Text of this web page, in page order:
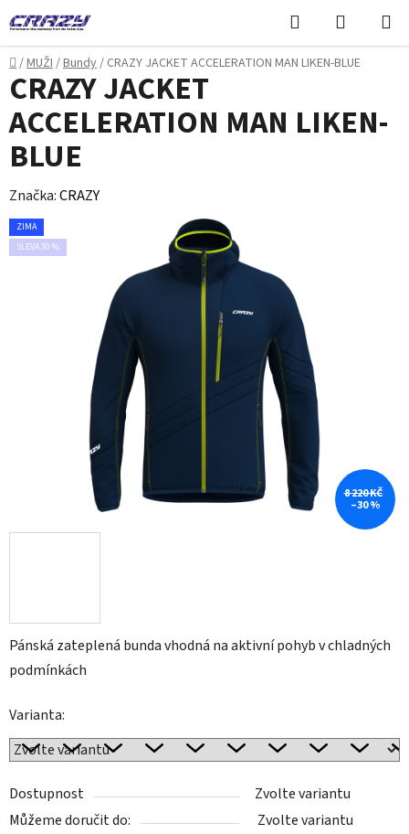
na
obsah
Hledat
KOŠÍK
Domů
/MUŽI/Bundy/ CRAZY JACKET ACCELERATION MAN LIKEN-BLUE
Pánská zateplená bunda vhodná na aktivní pohyb v chladných
podmínkách
Varianta:
Dostupnost
Zvolte variantu
Můžeme doručit do:
Zvolte variantu
CRAZY JACKET
ACCELERATION MAN LIKEN-
BLUE
Značka:CRAZY
ZIMA
SLEVA 30 %
8 220 KČ
–30 %